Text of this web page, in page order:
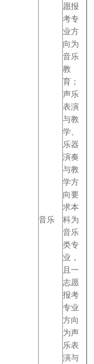
音乐
愿报
考专
业方
向为
音乐
教
育；
声乐
表演
与教
学、
乐器
演奏
与教
学方
向要
求本
科为
音乐
类专
业，
且一
志愿
报考
专业
方向
为声
乐表
演与